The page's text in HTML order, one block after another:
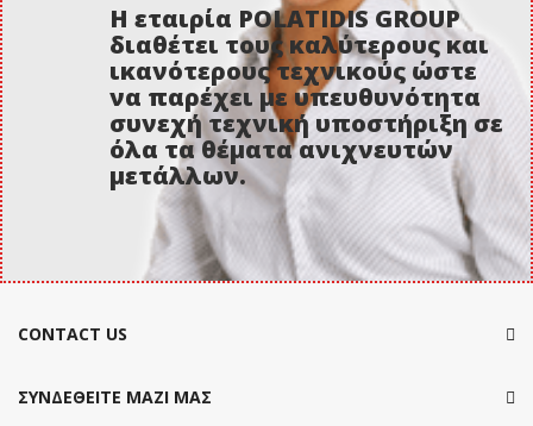
Η εταιρία POLATIDIS GROUP
διαθέτει τους καλύτερους και
ικανότερους τεχνικούς ώστε
να παρέχει με υπευθυνότητα
συνεχή τεχνική υποστήριξη σε
όλα τα θέματα ανιχνευτών
μετάλλων.
CONTACT US
ΣΥΝΔΕΘΕΙΤΕ ΜΑΖΙ ΜΑΣ